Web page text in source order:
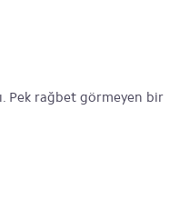
Pek rağbet görmeyen bir